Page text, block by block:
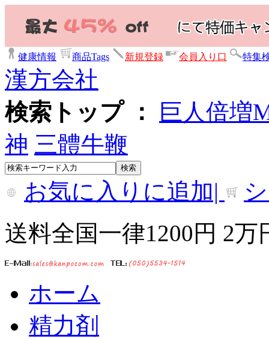
健康情報 商品Tags 新規登録 会員入り口 特集
漢方会社
検索トップ ：
巨人倍増
神 三體牛鞭
お気に入りに追加|
送料全国一律1200円 2
ホーム
精力剤